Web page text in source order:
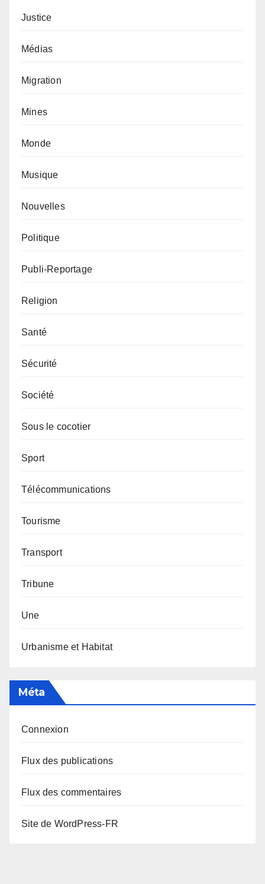
Justice
Médias
Migration
Mines
Monde
Musique
Nouvelles
Politique
Publi-Reportage
Religion
Santé
Sécurité
Société
Sous le cocotier
Sport
Télécommunications
Tourisme
Transport
Tribune
Une
Urbanisme et Habitat
Méta
Connexion
Flux des publications
Flux des commentaires
Site de WordPress-FR